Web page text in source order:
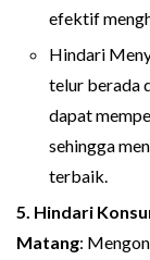
efektif
Hindari
telur berada
dapat
sehingga
terbaik.
5. Hindari
Matang: